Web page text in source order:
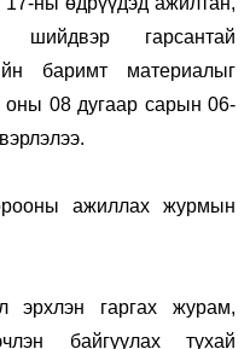
гарсантай
баримт материалыг
оны 08 дугаар сарын 06-
ажиллах журмын
эрхлэн гаргах журам,
байгуулах тухай